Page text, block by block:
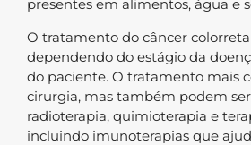
presentes em alimentos, água e
O tratamento do câncer
dependendo do estágio da
do paciente. O tratamento mais
cirurgia, mas também podem
radioterapia, quimioterapia e
incluindo imunoterapias que